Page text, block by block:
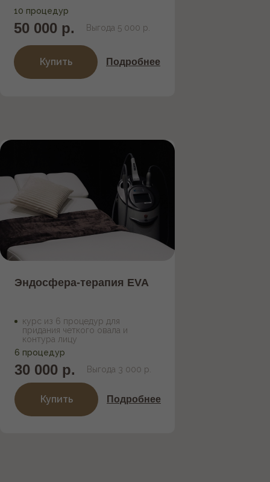
Подробнее
50 000 р. Выгода 5 000 р.
10 процедур
Купить
Подробнее
30 000 р.
Эндосфера-терапия EVA
курс из 6 процедур для
придания четкого овала и
контура лицу
Выгода 3 000 р.
6 процедур
Купить
стоимость одной процедуры 5 500 р.
Г. ЕКАТЕРИНБУРГ,
Как пройти